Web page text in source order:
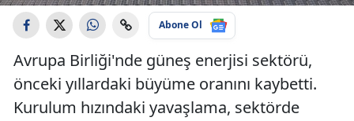
Abone Ol
Avrupa Birliği'nde güneş enerjisi sektörü,
önceki yıllardaki büyüme oranını kaybetti.
Kurulum hızındaki yavaşlama, sektörde